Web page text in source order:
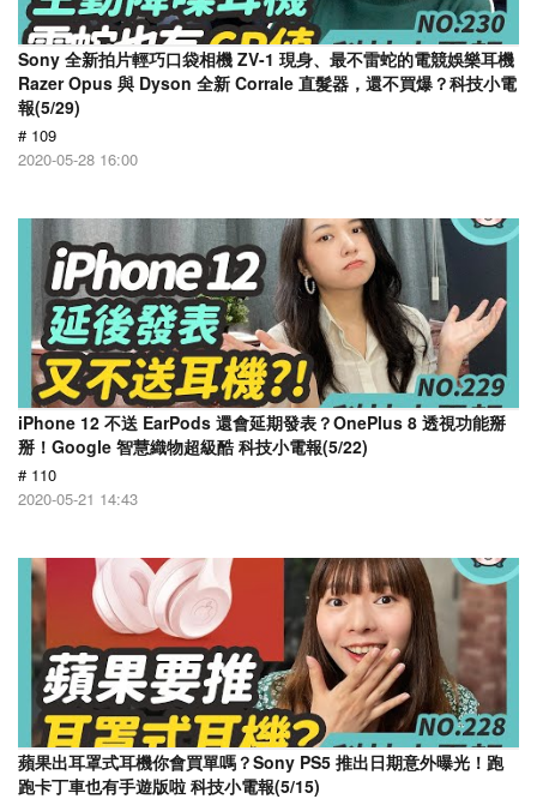
Sony 全新拍片輕巧口袋相機 ZV-1 現身、最不雷蛇的電競娛樂耳機
Razer Opus 與 Dyson 全新 Corrale 直髮器，還不買爆？科技小電
報(5/29)
# 109
2020-05-28 16:00
iPhone 12 不送 EarPods 還會延期發表？OnePlus 8 透視功能掰
掰！Google 智慧織物超級酷 科技小電報(5/22)
# 110
2020-05-21 14:43
蘋果出耳罩式耳機你會買單嗎？Sony PS5 推出日期意外曝光！跑
跑卡丁車也有手遊版啦 科技小電報(5/15)